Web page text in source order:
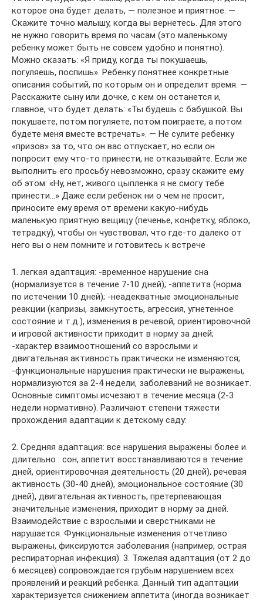
которое она будет делать, — полезное и приятное. —
Скажите точно малышу, когда вы вернетесь. Для этого
не нужно говорить время по часам (это маленькому
ребенку может быть не совсем удобно и понятно).
Можно сказать: «Я приду, когда ты покушаешь,
погуляешь, поспишь». Ребенку понятнее конкретные
описания событий, по которым он и определит время. —
Расскажите сыну или дочке, с кем он останется и,
главное, что будет делать: «Ты будешь с бабушкой. Вы
покушаете, потом погуляете, потом поиграете, а потом
будете меня вместе встречать». — Не сулите ребенку
«призов» за то, что он вас отпускает, но если он
попросит ему что-то принести, не отказывайте. Если же
выполнить его просьбу невозможно, сразу скажите ему
об этом: «Ну, нет, живого цыпленка я не смогу тебе
принести…» Даже если ребенок ни о чем не просит,
приносите ему время от времени какую-нибудь
маленькую приятную вещицу (печенье, конфетку, яблоко,
тетрадку), чтобы он чувствовал, что где-то далеко от
него вы о нем помните и готовитесь к встрече
1. легкая адаптация: -временное нарушение сна
(нормализуется в течение 7-10 дней); -аппетита (норма
по истечении 10 дней); -неадекватные эмоциональные
реакции (капризы, замкнутость, агрессия, угнетенное
состояние и т.д.), изменения в речевой, ориентировочной
и игровой активности приходит в норму за дней;
-характер взаимоотношений со взрослыми и
двигательная активность практически не изменяются;
-функциональные нарушения практически не выражены,
нормализуются за 2-4 недели, заболеваний не возникает.
Основные симптомы исчезают в течение месяца (2-3
недели нормативно). Различают степени тяжести
прохождения адаптации к детскому саду:
2. Средняя адаптация: все нарушения выражены более и
длительно : сон, аппетит восстанавливаются в течение
дней, ориентировочная деятельность (20 дней), речевая
активность (30-40 дней), эмоциональное состояние (30
дней), двигательная активность, претерпевающая
значительные изменения, приходит в норму за дней.
Взаимодействие с взрослыми и сверстниками не
нарушается. Функциональные изменения отчетливо
выражены, фиксируются заболевания (например, острая
респираторная инфекция). 3. Тяжелая адаптация (от 2 до
6 месяцев) сопровождается грубым нарушением всех
проявлений и реакций ребенка. Данный тип адаптации
характеризуется снижением аппетита (иногда возникает